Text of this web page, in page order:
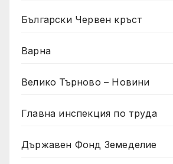
Български Червен кръст
Варна
Велико Търново – Новини
Главна инспекция по труда
Държавен Фонд Земеделие